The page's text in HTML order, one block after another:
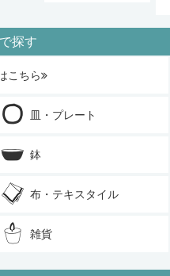
探す
こちら
皿・プレート
鉢
布・テキスタイル
雑貨